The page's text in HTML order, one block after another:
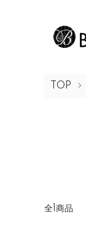
TOP
全1商品